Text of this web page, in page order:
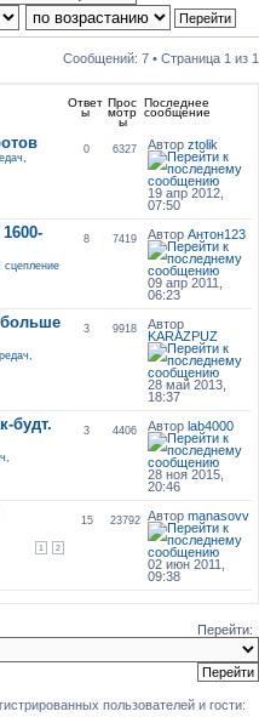
Сообщений: 7 • Страница 1 из 1
Ответ
ы
Прос
мотр
ы
Последнее
сообщение
0 6327 Авторztolik
19 апр 2012,
07:50
сцепление
8 7419 АвторАнтон123
09 апр 2011,
06:23
3 9918
Автор
KARAZPUZ
28 май 2013,
18:37
будт.
3 4406 Авторlab4000
28 ноя 2015,
20:46
1 2
15 23792 Авторmanasovv
02 июн 2011,
09:38
Перейти:
пользователей и гости: